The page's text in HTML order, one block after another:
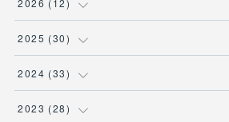
2026 (12)
(3)
(1)
(2)
2025 (30)
(5)
(3)
2024 (33)
(5)
2023 (28)